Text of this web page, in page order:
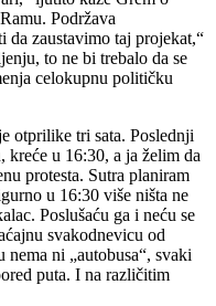
Podržava
da zaustavimo taj projekat,“
to ne bi trebalo da se
celokupnu političku
otprilike tri sata. Poslednji
kreće u 16:30, a ja želim da
protesta. Sutra planiram
u 16:30 više ništa ne
Poslušaću ga i neću se
svakodnevicu od
ni „autobusa“, svaki
puta. I na različitim